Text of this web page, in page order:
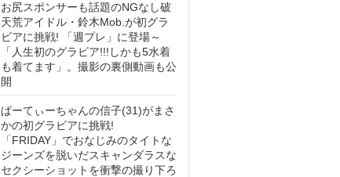
お尻スポンサーも話題のNGなし破
天荒アイドル・鈴木Mob.が初グラ
ビアに挑戦! 「週プレ」に登場～
「人生初のグラビア!!!しかも5水着
も着てます」。撮影の裏側動画も公
開
ぱーてぃーちゃんの信子(31)がまさ
かの初グラビアに挑戦!
「FRIDAY」でおなじみのタイトな
ジーンズを脱いだスキャンダラスな
セクシーショットを衝撃の撮り下ろ